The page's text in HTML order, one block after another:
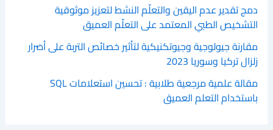
دمج تقدير عدم اليقين والتعلّم النشط لتعزيز موثوقية
التشخيص الطبي المعتمد على التعلّم العميق
مقارنة جيولوجية وجيوتكنيكية لتأثير خصائص التربة على أضرار
زلزال تركيا وسوريا 2023
مقالة علمية مرجعية طلابية : تحسين استعلامات SQL
باستخدام التعلم العميق